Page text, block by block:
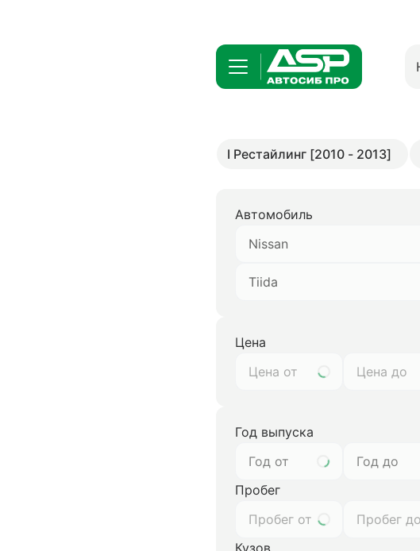
I Рестайлинг [2010 - 2013]
Автомобиль
Nissan
Tiida
Цена
Год выпуска
Год от
Год до
Пробег
Кузов